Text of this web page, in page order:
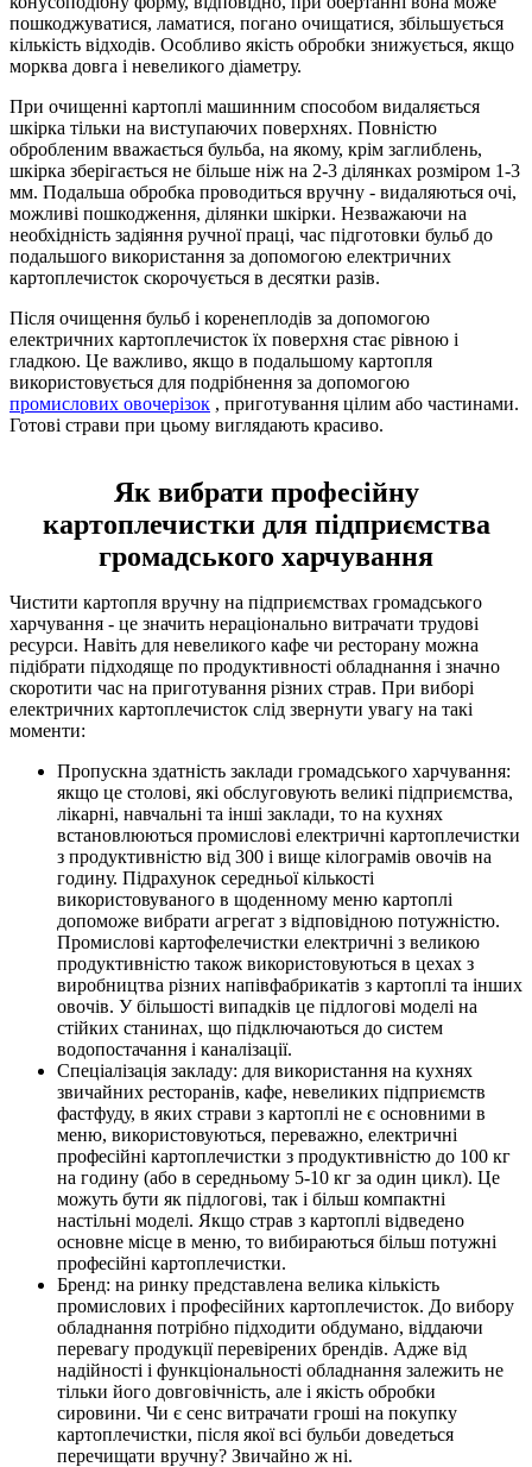
пошкоджуватися, ламатися, погано очищатися, збільшується
кількість відходів. Особливо якість обробки знижується, якщо
морква довга і невеликого діаметру.
При очищенні картоплі машинним способом видаляється
шкірка тільки на виступаючих поверхнях. Повністю
обробленим вважається бульба, на якому, крім заглиблень,
шкірка зберігається не більше ніж на 2-3 ділянках розміром 1-3
мм. Подальша обробка проводиться вручну - видаляються очі,
можливі пошкодження, ділянки шкірки. Незважаючи на
необхідність задіяння ручної праці, час підготовки бульб до
подальшого використання за допомогою електричних
картоплечисток скорочується в десятки разів.
Після очищення бульб і коренеплодів за допомогою
електричних картоплечисток їх поверхня стає рівною і
гладкою. Це важливо, якщо в подальшому картопля
використовується для подрібнення за допомогою
промислових овочерізок , приготування цілим або частинами.
Готові страви при цьому виглядають красиво.
Як вибрати професійну
картоплечистки для підприємства
громадського харчування
Чистити картопля вручну на підприємствах громадського
харчування - це значить нераціонально витрачати трудові
ресурси. Навіть для невеликого кафе чи ресторану можна
підібрати підходяще по продуктивності обладнання і значно
скоротити час на приготування різних страв. При виборі
електричних картоплечисток слід звернути увагу на такі
моменти:
Пропускна здатність заклади громадського харчування:
якщо це столові, які обслуговують великі підприємства,
лікарні, навчальні та інші заклади, то на кухнях
встановлюються промислові електричні картоплечистки
з продуктивністю від 300 і вище кілограмів овочів на
годину. Підрахунок середньої кількості
використовуваного в щоденному меню картоплі
допоможе вибрати агрегат з відповідною потужністю.
Промислові картофелечистки електричні з великою
продуктивністю також використовуються в цехах з
виробництва різних напівфабрикатів з картоплі та інших
овочів. У більшості випадків це підлогові моделі на
стійких станинах, що підключаються до систем
водопостачання і каналізації.
Спеціалізація закладу: для використання на кухнях
звичайних ресторанів, кафе, невеликих підприємств
фастфуду, в яких страви з картоплі не є основними в
меню, використовуються, переважно, електричні
професійні картоплечистки з продуктивністю до 100 кг
на годину (або в середньому 5-10 кг за один цикл). Це
можуть бути як підлогові, так і більш компактні
настільні моделі. Якщо страв з картоплі відведено
основне місце в меню, то вибираються більш потужні
професійні картоплечистки.
Бренд: на ринку представлена ​​велика кількість
промислових і професійних картоплечисток. До вибору
обладнання потрібно підходити обдумано, віддаючи
перевагу продукції перевірених брендів. Адже від
надійності і функціональності обладнання залежить не
тільки його довговічність, але і якість обробки
сировини. Чи є сенс витрачати гроші на покупку
картоплечистки, після якої всі бульби доведеться
перечищати вручну? Звичайно ж ні.